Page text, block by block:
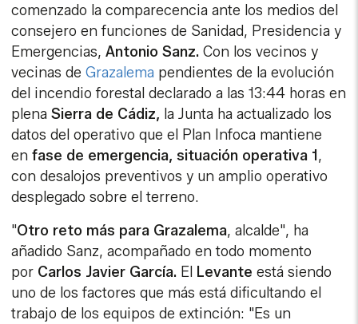
comenzado la comparecencia ante los medios del
consejero en funciones de Sanidad, Presidencia y
Emergencias,Antonio Sanz.Con los vecinos y
vecinas deGrazalema pendientes de la evolución
del incendio forestal declarado a las 13:44 horas en
plenaSierra de Cádiz, la Junta ha actualizado los
datos del operativo que el Plan Infoca mantiene
enfase de emergencia, situación operativa 1,
con desalojos preventivos y un amplio operativo
desplegado sobre el terreno.
"Otro reto más para Grazalema, alcalde", ha
añadido Sanz, acompañado en todo momento
por Carlos Javier García. El Levanteestá siendo
uno de los factores que más está dificultando el
trabajo de los equipos de extinción: "Es un